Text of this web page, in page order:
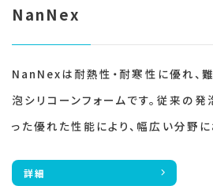
NanNex
NanNexは耐熱性・耐寒性に優れ、
泡シリコーンフォームです。従来の
った優れた性能により、幅広い分野に
詳細